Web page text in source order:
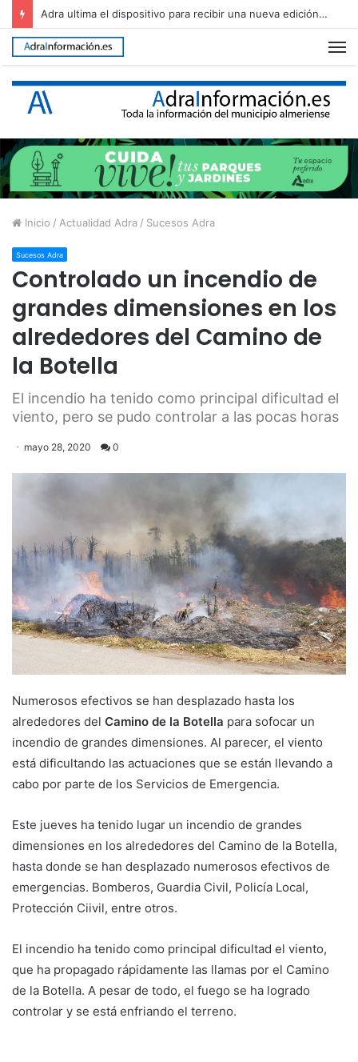
Adra ultima el dispositivo para recibir una nueva edición de The Juergas Rock Festival
Inicio / Actualidad Adra / Sucesos Adra
Sucesos Adra
Controlado un incendio de
grandes dimensiones en los
alrededores del Camino de
la Botella
El incendio ha tenido como principal dificultad el
viento, pero se pudo controlar a las pocas horas
mayo 28, 2020 0
Numerosos efectivos se han desplazado hasta los
alrededores del Camino de la Botella para sofocar un
incendio de grandes dimensiones. Al parecer, el viento
está dificultando las actuaciones que se están llevando a
cabo por parte de los Servicios de Emergencia.
Este jueves ha tenido lugar un incendio de grandes
dimensiones en los alrededores del Camino de la Botella,
hasta donde se han desplazado numerosos efectivos de
emergencias. Bomberos, Guardia Civil, Policía Local,
Protección Ciivil, entre otros.
El incendio ha tenido como principal dificultad el viento,
que ha propagado rápidamente las llamas por el Camino
de la Botella. A pesar de todo, el fuego se ha logrado
controlar y se está enfriando el terreno.